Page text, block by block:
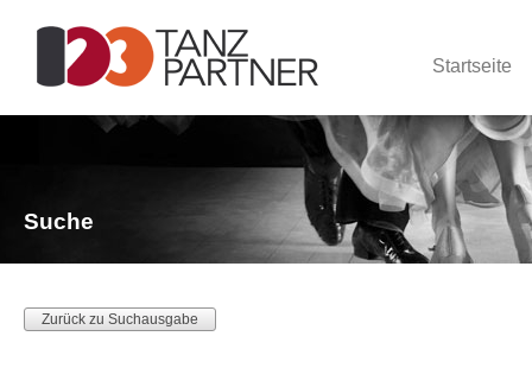
Startseite
Suche
Zurück zu Suchausgabe